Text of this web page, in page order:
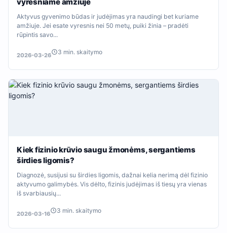
Aktyvus gyvenimo būdas ir judėjimas yra naudingi bet kuriame
amžiuje. Jei esate vyresnis nei 50 metų, puiki žinia – pradėti
rūpintis savo...
2026-03-26 3 min. skaitymo
Kiek fizinio krūvio saugu žmonėms, sergantiems
širdies ligomis?
Diagnozė, susijusi su širdies ligomis, dažnai kelia nerimą dėl fizinio
aktyvumo galimybės. Vis dėlto, fizinis judėjimas iš tiesų yra vienas
iš svarbiausių...
2026-03-16 3 min. skaitymo